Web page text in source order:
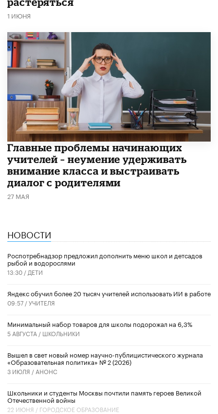
1 ИЮНЯ
Главные проблемы начинающих
учителей – неумение удерживать
внимание класса и выстраивать
диалог с родителями
27 МАЯ
НОВОСТИ
Роспотребнадзор предложил дополнить меню школ и детсадов
рыбой и водорослями
13:30 / ДЕТИ
​Яндекс обучил более 20 тысяч учителей использовать ИИ в работе
09:57 /УЧИТЕЛЯ
Минимальный набор товаров для школы подорожал на 6,3%
5 АВГУСТА / ШКОЛЬНИКИ
Вышел в свет новый номер научно-публицистического журнала
«Образовательная политика» № 2 (2026)
3 ИЮЛЯ / АНОНС
Школьники и студенты Москвы почтили память героев Великой
Отечественной войны
22 ИЮНЯ / ГОРОДСКОЕ ОБРАЗОВАНИЕ